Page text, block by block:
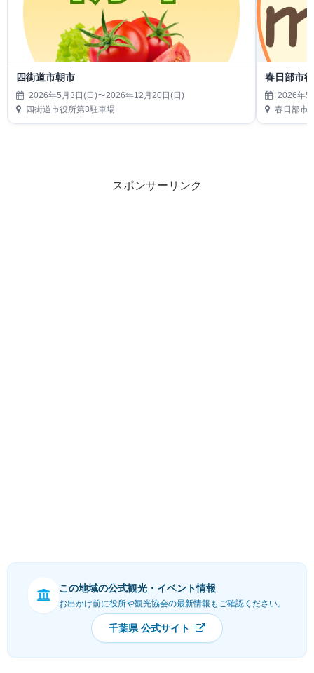
四街道市朝市
2026年5月3日(日)〜2026年12月20日(日)
四街道市役所第3駐車場
春日部市
2026年5
春日部市
スポンサーリンク
この地域の公式観光・イベント情報
お出かけ前に役所や観光協会の最新情報もご確認ください。
千葉県 公式サイト